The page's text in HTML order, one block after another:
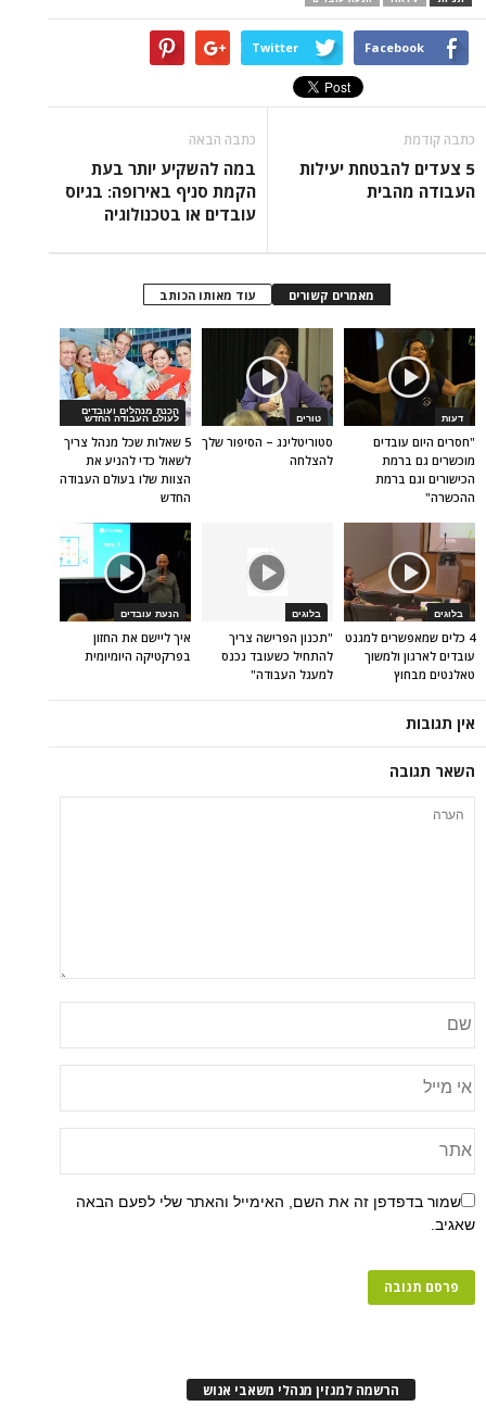
Facebook
Twitter
כתבה קודמת
5 צעדים להבטחת יעילות
העבודה מהבית
כתבה הבאה
במה להשקיע יותר בעת
הקמת סניף באירופה: בגיוס
עובדים או בטכנולוגיה
מאמרים קשורים עוד מאותו הכותב
הכנת מנהלים ועובדים
לעולם העבודה החדש
5 שאלות שכל מנהל צריך
לשאול כדי להניע את
הצוות שלו בעולם העבודה
החדש
טורים
סטוריטלינג – הסיפור שלך
להצלחה
דעות
"חסרים היום עובדים
מוכשרים גם ברמת
הכישורים וגם ברמת
ההכשרה"
הנעת עובדים
איך ליישם את החזון
בפרקטיקה היומיומית
בלוגים
"תכנון הפרישה צריך
להתחיל כשעובד נכנס
למעגל העבודה"
בלוגים
4 כלים שמאפשרים למגנט
עובדים לארגון ולמשוך
טאלנטים מבחוץ
אין תגובות
השאר תגובה
שמור בדפדפן זה את השם, האימייל והאתר שלי לפעם הבאה
שאגיב.
הרשמה למגזין מנהלי משאבי אנוש